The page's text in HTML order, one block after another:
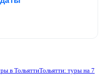
в ТольяттиТольятти: туры на 7